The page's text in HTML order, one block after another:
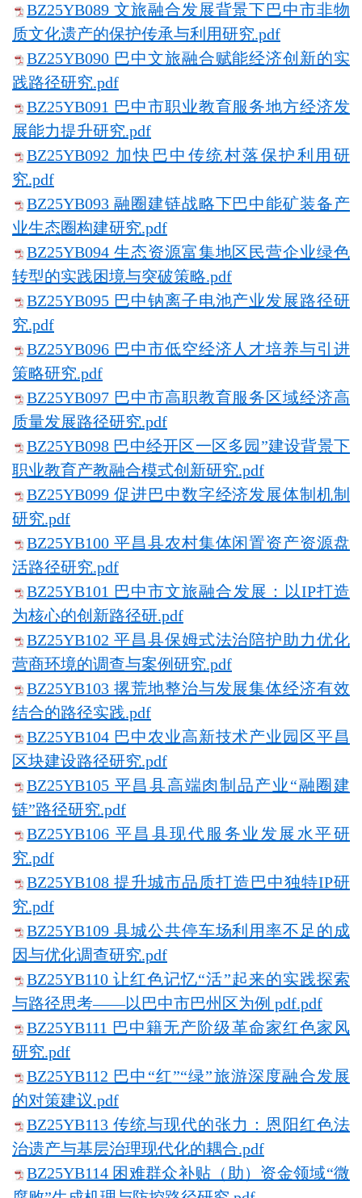
BZ25YB089 文旅融合发展背景下巴中市非物
质文化遗产的保护传承与利用研究.pdf
BZ25YB090 巴中文旅融合赋能经济创新的实
践路径研究.pdf
BZ25YB091 巴中市职业教育服务地方经济发
展能力提升研究.pdf
BZ25YB092 加快巴中传统村落保护利用研
究.pdf
BZ25YB093 融圈建链战略下巴中能矿装备产
业生态圈构建研究.pdf
BZ25YB094 生态资源富集地区民营企业绿色
转型的实践困境与突破策略.pdf
BZ25YB095 巴中钠离子电池产业发展路径研
究.pdf
BZ25YB096 巴中市低空经济人才培养与引进
策略研究.pdf
BZ25YB097 巴中市高职教育服务区域经济高
质量发展路径研究.pdf
BZ25YB098 巴中经开区一区多园”建设背景下
职业教育产教融合模式创新研究.pdf
BZ25YB099 促进巴中数字经济发展体制机制
研究.pdf
BZ25YB100 平昌县农村集体闲置资产资源盘
活路径研究.pdf
BZ25YB101 巴中市文旅融合发展：以IP打造
为核心的创新路径研.pdf
BZ25YB102 平昌县保姆式法治陪护助力优化
营商环境的调查与案例研究.pdf
BZ25YB103 撂荒地整治与发展集体经济有效
结合的路径实践.pdf
BZ25YB104 巴中农业高新技术产业园区平昌
区块建设路径研究.pdf
BZ25YB105 平昌县高端肉制品产业“融圈建
链”路径研究.pdf
BZ25YB106 平昌县现代服务业发展水平研
究.pdf
BZ25YB108 提升城市品质打造巴中独特IP研
究.pdf
BZ25YB109 县城公共停车场利用率不足的成
因与优化调查研究.pdf
BZ25YB110 让红色记忆“活”起来的实践探索
与路径思考——以巴中市巴州区为例 pdf.pdf
BZ25YB111 巴中籍无产阶级革命家红色家风
研究.pdf
BZ25YB112 巴中“红”“绿”旅游深度融合发展
的对策建议.pdf
BZ25YB113 传统与现代的张力：恩阳红色法
治遗产与基层治理现代化的耦合.pdf
BZ25YB114 困难群众补贴（助）资金领域“微